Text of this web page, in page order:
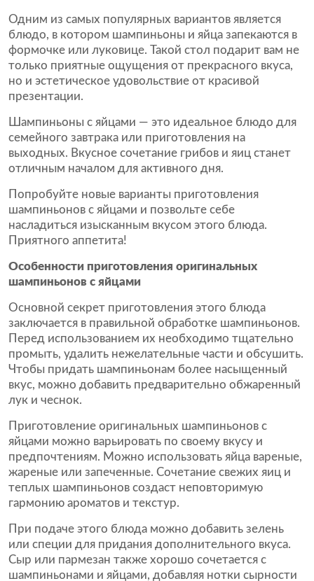
Одним из самых популярных вариантов является
блюдо, в котором шампиньоны и яйца запекаются в
формочке или луковице. Такой стол подарит вам не
только приятные ощущения от прекрасного вкуса,
но и эстетическое удовольствие от красивой
презентации.
Шампиньоны с яйцами — это идеальное блюдо для
семейного завтрака или приготовления на
выходных. Вкусное сочетание грибов и яиц станет
отличным началом для активного дня.
Попробуйте новые варианты приготовления
шампиньонов с яйцами и позвольте себе
насладиться изысканным вкусом этого блюда.
Приятного аппетита!
Особенности приготовления оригинальных
шампиньонов с яйцами
Основной секрет приготовления этого блюда
заключается в правильной обработке шампиньонов.
Перед использованием их необходимо тщательно
промыть, удалить нежелательные части и обсушить.
Чтобы придать шампиньонам более насыщенный
вкус, можно добавить предварительно обжаренный
лук и чеснок.
Приготовление оригинальных шампиньонов с
яйцами можно варьировать по своему вкусу и
предпочтениям. Можно использовать яйца вареные,
жареные или запеченные. Сочетание свежих яиц и
теплых шампиньонов создаст неповторимую
гармонию ароматов и текстур.
При подаче этого блюда можно добавить зелень
или специи для придания дополнительного вкуса.
Сыр или пармезан также хорошо сочетается с
шампиньонами и яйцами, добавляя нотки сырности